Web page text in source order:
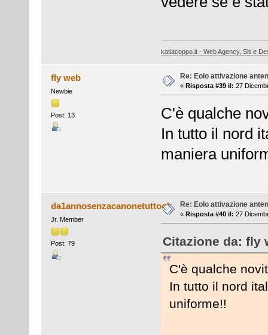
katiacoppo.it - Web Agency, Siti e
fly web
Newbie
Post: 13
Re: Eolo attivazione
« Risposta #39 il: 27
C'è qualche
In tutto il nord
maniera
da1annosenzacanonetuttook
Jr. Member
Post: 79
Re: Eolo attivazione
« Risposta #40 il: 27
Citazione da: fly
C'è qualche
In tutto il nord
uniforme!!